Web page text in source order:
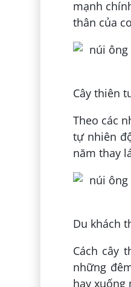
mạnh
thân của
Cây thiên
Theo các
tự nhiên
năm thay
Du khách
Cách cây
những
hay xuống